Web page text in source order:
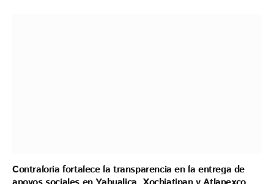
Contraloría fortalece la transparencia en la entrega de